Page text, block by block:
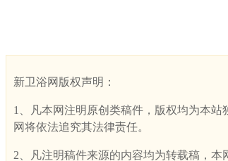
新卫浴网版权声明：
1、凡本网注明原创类稿件，版权均为本
网将依法追究其法律责任。
2、凡注明稿件来源的内容均为转载稿，